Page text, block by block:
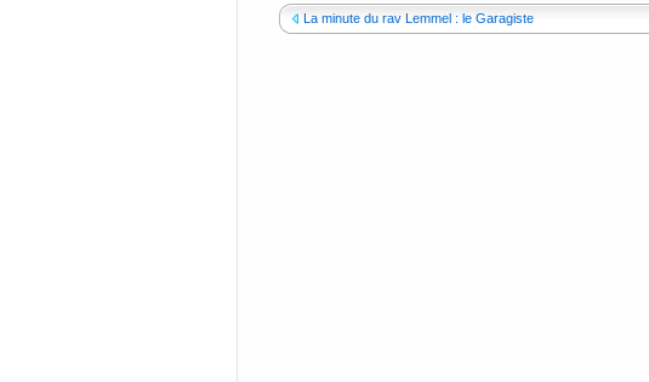
La minute du rav Lemmel : le Garagiste